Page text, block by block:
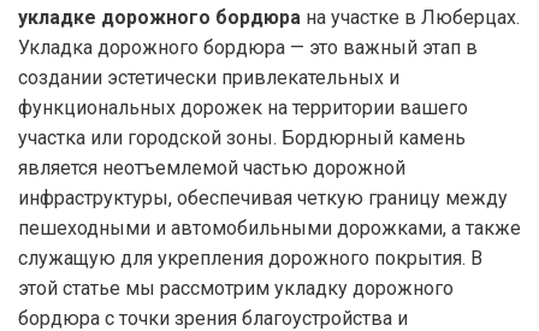
укладке дорожного бордюра на участке в Люберцах.
Укладка дорожного бордюра — это важный этап в
создании эстетически привлекательных и
функциональных дорожек на территории вашего
участка или городской зоны. Бордюрный камень
является неотъемлемой частью дорожной
инфраструктуры, обеспечивая четкую границу между
пешеходными и автомобильными дорожками, а также
служащую для укрепления дорожного покрытия. В
этой статье мы рассмотрим укладку дорожного
бордюра с точки зрения благоустройства и